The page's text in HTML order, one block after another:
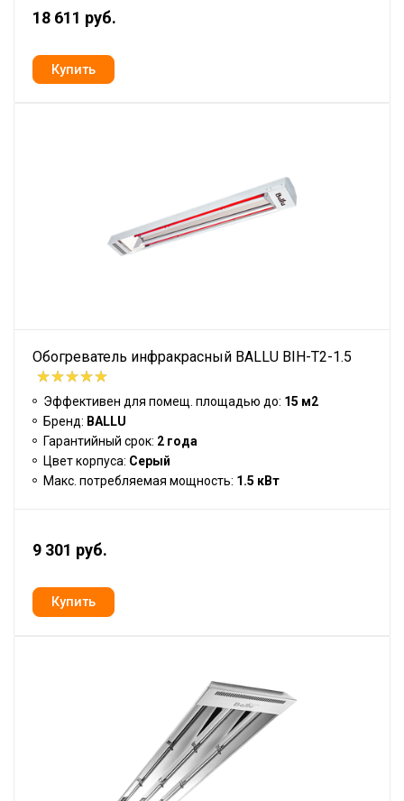
18 611 руб.
Обогреватель инфракрасный BALLU BIH-T2-1.5
Эффективен для помещ. площадью до: 15 м2
Бренд: BALLU
Гарантийный срок: 2 года
Цвет корпуса: Серый
Макс. потребляемая мощность: 1.5 кВт
9 301 руб.